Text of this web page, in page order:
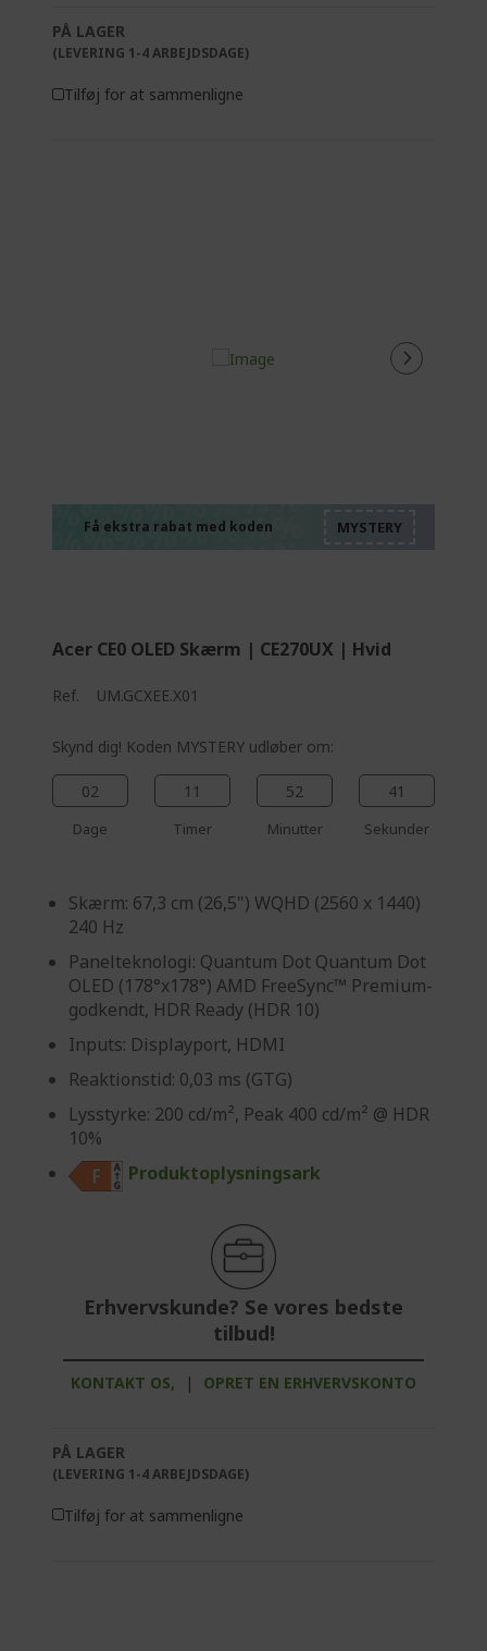
PÅ LAGER
(LEVERING 1-4 ARBEJDSDAGE)
Tilføj for at sammenligne
Få ekstra rabat med koden
Acer CE0 OLED Skærm | CE270UX | Hvid
Ref. UM.GCXEE.X01
Skynd dig! Koden MYSTERY udløber om:
02
Dage
11
Timer
52
Minutter
40
Sekunder
Skærm: 67,3 cm (26,5") WQHD (2560 x 1440)
240 Hz
Panelteknologi: Quantum Dot Quantum Dot
OLED (178°x178°) AMD FreeSync™ Premium-
godkendt, HDR Ready (HDR 10)
Inputs: Displayport, HDMI
Reaktionstid: 0,03 ms (GTG)
Lysstyrke: 200 cd/m², Peak 400 cd/m² @ HDR
10%
Produktoplysningsark
Erhvervskunde? Se vores bedste
tilbud!
KONTAKT OS, | OPRET EN ERHVERVSKONTO
PÅ LAGER
(LEVERING 1-4 ARBEJDSDAGE)
Tilføj for at sammenligne